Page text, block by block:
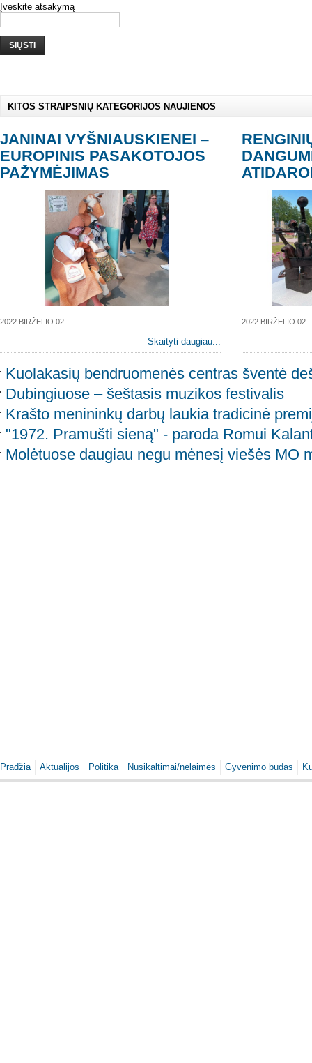
Įveskite atsakymą
SIŲSTI
KITOS STRAIPSNIŲ KATEGORIJOS NAUJIENOS
JANINAI VYŠNIAUSKIENEI –
EUROPINIS PASAKOTOJOS
PAŽYMĖJIMAS
2022 BIRŽELIO 02
Skaityti daugiau...
2022 BIRŽELIO 02
Kuolakasių bendruomenės centras šventė
Dubingiuose – šeštasis muzikos festivalis
Krašto menininkų darbų laukia tradicinė
"1972. Pramušti sieną" - paroda Romui
Molėtuose daugiau negu mėnesį viešės MO
Pradžia Aktualijos Politika Nusikaltimai/nelaimės Gyvenimo būdas